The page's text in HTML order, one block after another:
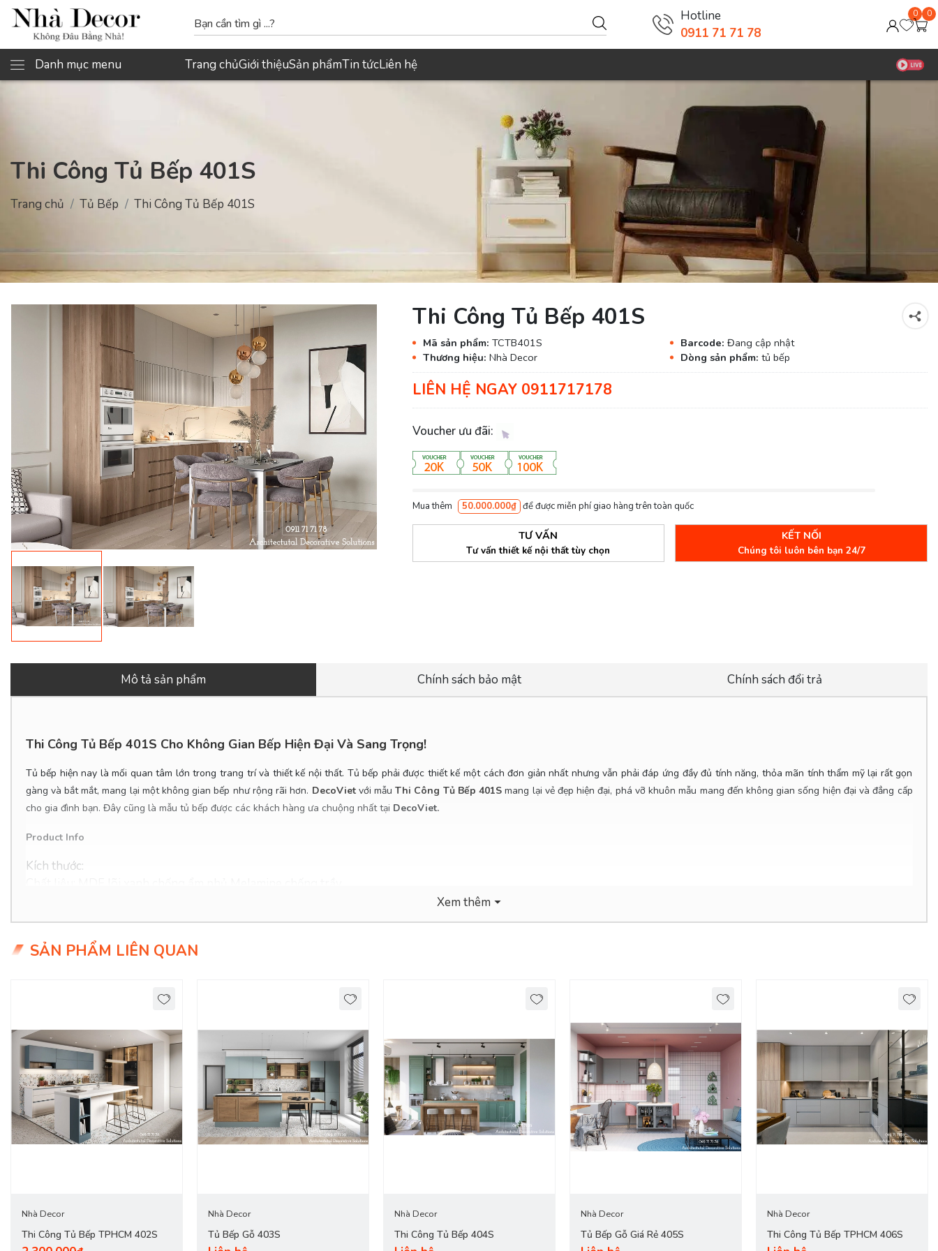
Hotline
0911 71 71 78
0 0
Danh mục menu Trang chủGiới thiệuSản phẩmTin tứcLiên hệ
Thi Công Tủ Bếp 401S
Trang chủ Tủ Bếp Thi Công Tủ Bếp 401S
Thi Công Tủ Bếp 401S
Mã sản phẩm: TCTB401S Barcode: Đang cập nhật
Thương hiệu: Nhà Decor Dòng sản phẩm: tủ bếp
LIÊN HỆ NGAY 0911717178
Voucher ưu đãi:
Mua thêm 50.000.000₫ để được miễn phí giao hàng trên toàn quốc
TƯ VẤN
Tư vấn thiết kế nội thất tùy chọn
KẾT NỐI
Chúng tôi luôn bên bạn 24/7
Mô tả sản phẩm Chính sách bảo mật Chính sách đổi trả
Thi Công Tủ Bếp 401S Cho Không Gian Bếp Hiện Đại Và Sang Trọng!
Tủ bếp hiện nay là mối quan tâm lớn trong trang trí và thiết kế nội thất. Tủ bếp phải được thiết kế một cách đơn giản nhất nhưng vẫn phải đáp ứng đầy đủ tính năng, thỏa mãn tính thẩm mỹ lại rất gọn
gàng và bắt mắt, mang lại một không gian bếp như rộng rãi hơn. DecoVietvới mẫuThi Công Tủ Bếp 401S mang lại vẻ đẹp hiện đại, phá vỡ khuôn mẫu mang đến không gian sống hiện đại và đẳng cấp
cho gia đình bạn. Đây cũng là mẫu tủ bếp được các khách hàng ưa chuộng nhất tại DecoViet.
Product Info
Kích thước:
Tình trạng: Hàng mới - còn hàng.
Giao Hàng Miễn Phí
Tủ Bếp 401S - Sự Lựa Chọn Hoàn Hảo Cho Căn Bếp Nhà Bạn!
Các mẫu tủ bếp gỗ công nghiệp được cung cấp tạiDecoVietđược thiết kế với kiểu dáng bền đẹp, chất lượng cao sẽ giúp căn bếp gia đình của bạn mang lại sự sang trọng và tiện nghi cùng với mức giá
hợp lý.
Xem thêm
SẢN PHẨM LIÊN QUAN
Nhà Decor
Thi Công Tủ Bếp TPHCM 402S
Nhà Decor
Tủ Bếp Gỗ 403S
Nhà Decor
Thi Công Tủ Bếp 404S
Nhà Decor
Tủ Bếp Gỗ Giá Rẻ 405S
Nhà Decor
Thi Công Tủ Bếp TPHCM 406S